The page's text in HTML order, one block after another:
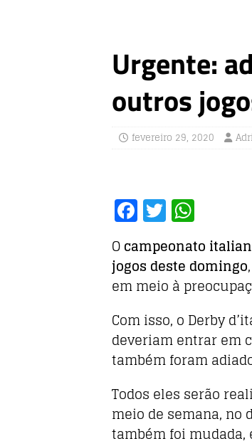
Urgente:
outros
fevereiro 29, 2020
F
a
c
e
b
o
o
k
T
w
it
te
r
h
at
s
A
p
p
Ocampeonato
jogos deste domingo
em meio à
Com isso, o Derby
deveriam entrar em
também foram
Todos eles serão
meio de semana, no
também foi mudada,